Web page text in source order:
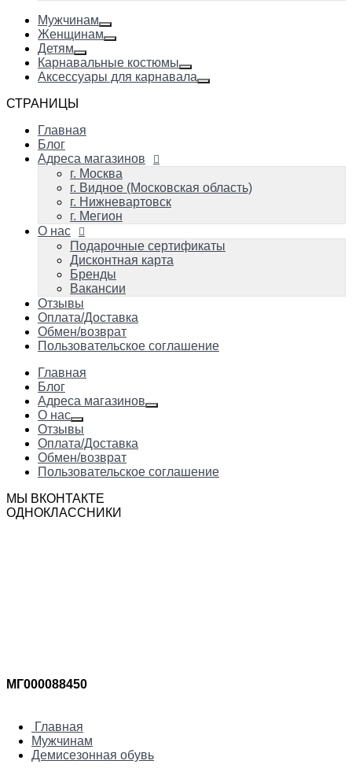
Мужчинам
Женщинам
Детям
Карнавальные костюмы
Аксессуары для карнавала
СТРАНИЦЫ
Главная
Блог
Адреса магазинов
г. Москва
г. Видное (Московская область)
г. Нижневартовск
г. Мегион
О нас
Подарочные сертификаты
Дисконтная карта
Бренды
Вакансии
Отзывы
Оплата/Доставка
Обмен/возврат
Пользовательское соглашение
Главная
Блог
Адреса магазинов
О нас
Отзывы
Оплата/Доставка
Обмен/возврат
Пользовательское соглашение
МЫ ВКОНТАКТЕ
ОДНОКЛАССНИКИ
МГ000088450
Главная
Мужчинам
Демисезонная обувь